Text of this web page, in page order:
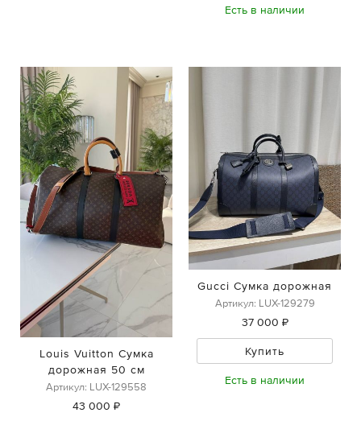
Есть в наличии
Louis Vuitton Сумка
дорожная 50 см
Артикул: LUX-129558
43 000 ₽
Gucci Сумка дорожная
Артикул: LUX-129279
37 000 ₽
Купить
Есть в наличии